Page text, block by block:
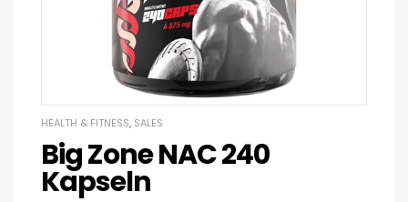
HEALTH & FITNESS, SALES
Big Zone NAC 240
Kapseln